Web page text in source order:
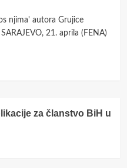
njima' autora Grujice
21. aprila (FENA)
za članstvo BiH u